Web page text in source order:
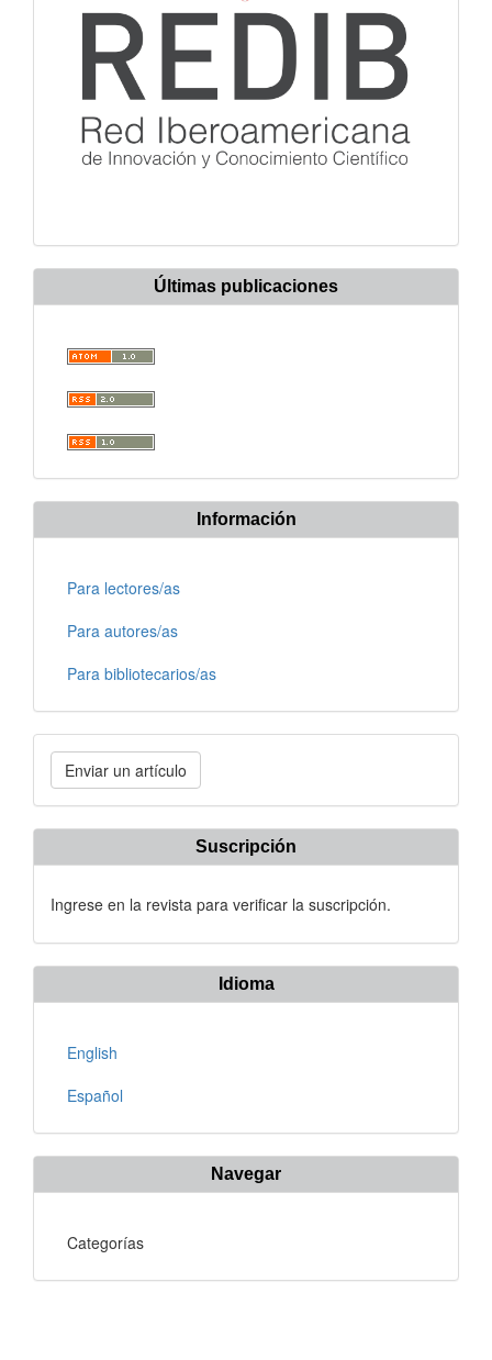
Últimas publicaciones
Información
Para lectores/as
Para autores/as
Para bibliotecarios/as
Enviar
un
artículo
Enviar un artículo
Suscripción
Ingrese en la revista para verificar la suscripción.
Idioma
English
Español
Navegar
Categorías